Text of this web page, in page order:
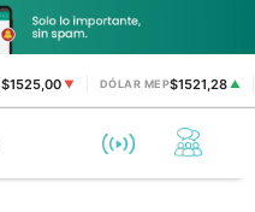
$1525,00 ▼ DÓLAR MEP$1521,28▲